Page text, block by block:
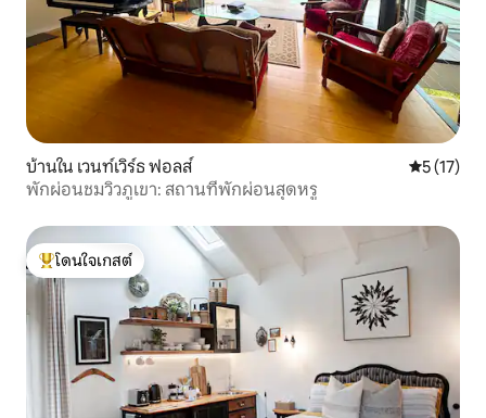
บ้านใน เวนท์เวิร์ธ ฟอลส์ คะแนนเฉลี่
5 (17)
พักผ่อนชมวิวภูเขา: สถานที่พักผ่อนสุดหรู
โดนใจเกสต์ที่สุด
โดนใจเกสต์